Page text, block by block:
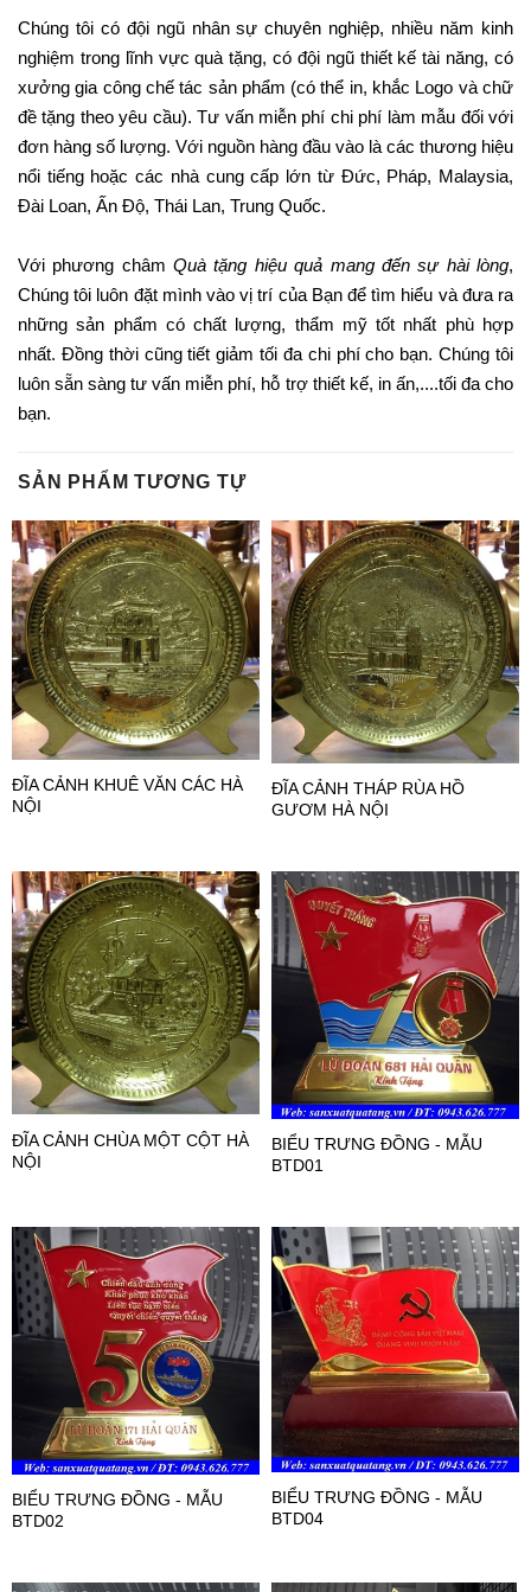
Chúng tôi có đội ngũ nhân sự chuyên nghiệp, nhiều năm kinh
nghiệm trong lĩnh vực quà tặng, có đội ngũ thiết kế tài năng, có
xưởng gia công chế tác sản phẩm (có thể in, khắc Logo và chữ
đề tặng theo yêu cầu). Tư vấn miễn phí chi phí làm mẫu đối với
đơn hàng số lượng. Với nguồn hàng đầu vào là các thương hiệu
nổi tiếng hoặc các nhà cung cấp lớn từ Đức, Pháp, Malaysia,
Đài Loan, Ấn Độ, Thái Lan, Trung Quốc.
Với phương châmQuà tặng hiệu quả mang đến sự hài lòng,
Chúng tôi luôn đặt mình vào vị trí của Bạn để tìm hiểu và đưa ra
những sản phẩm có chất lượng, thẩm mỹ tốt nhất phù hợp
nhất. Đồng thời cũng tiết giảm tối đa chi phí cho bạn. Chúng tôi
luôn sẵn sàng tư vấn miễn phí, hỗ trợ thiết kế, in ấn,....tối đa cho
bạn.
SẢN PHẨM TƯƠNG TỰ
ĐĨA CẢNH KHUÊ VĂN CÁC HÀ
NỘI
ĐĨA CẢNH THÁP RÙA HỒ
GƯƠM HÀ NỘI
ĐĨA CẢNH CHÙA MỘT CỘT HÀ
NỘI
BIỂU TRƯNG ĐỒNG - MẪU
BTD01
BIỂU TRƯNG ĐỒNG - MẪU
BTD02
BIỂU TRƯNG ĐỒNG - MẪU
BTD04